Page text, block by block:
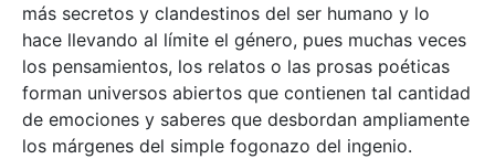
más secretos y clandestinos del ser humano y lo
hace llevando al límite el género, pues muchas veces
los pensamientos, los relatos o las prosas poéticas
forman universos abiertos que contienen tal cantidad
de emociones y saberes que desbordan ampliamente
los márgenes del simple fogonazo del ingenio.